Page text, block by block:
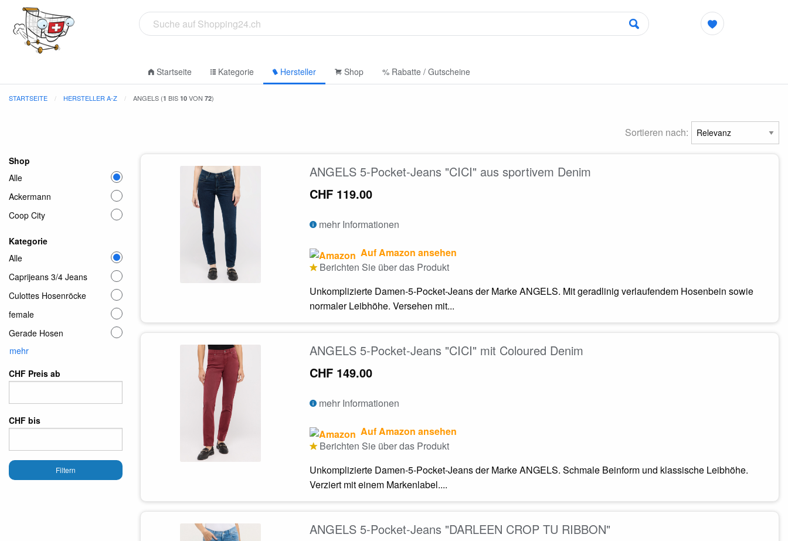
Startseite Kategorie Hersteller Shop % Rabatte / Gutscheine
STARTSEITE HERSTELLER A-Z ANGELS (1 BIS 10 VON 72)
Sortieren nach:
Shop
Alle
Ackermann
Coop City
Kategorie
Alle
Caprijeans 3/4 Jeans
Culottes Hosenröcke
female
Gerade Hosen
mehr
CHF Preis ab
CHF bis
Filtern
ANGELS 5-Pocket-Jeans "CICI" aus sportivem Denim
CHF 119.00
mehr Informationen
Auf Amazon ansehen
Berichten Sie über das Produkt
Unkomplizierte Damen-5-Pocket-Jeans der Marke ANGELS. Mit geradlinig verlaufendem Hosenbein sowie
normaler Leibhöhe. Versehen mit...
ANGELS 5-Pocket-Jeans "CICI" mit Coloured Denim
CHF 149.00
mehr Informationen
Auf Amazon ansehen
Berichten Sie über das Produkt
Unkomplizierte Damen-5-Pocket-Jeans der Marke ANGELS. Schmale Beinform und klassische Leibhöhe.
Verziert mit einem Markenlabel....
ANGELS 5-Pocket-Jeans "DARLEEN CROP TU RIBBON"